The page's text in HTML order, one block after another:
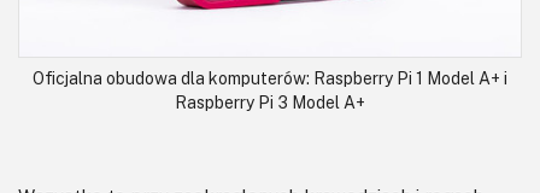
Oficjalna obudowa dla komputerów: Raspberry Pi 1 Model A+ i
Raspberry Pi 3 Model A+